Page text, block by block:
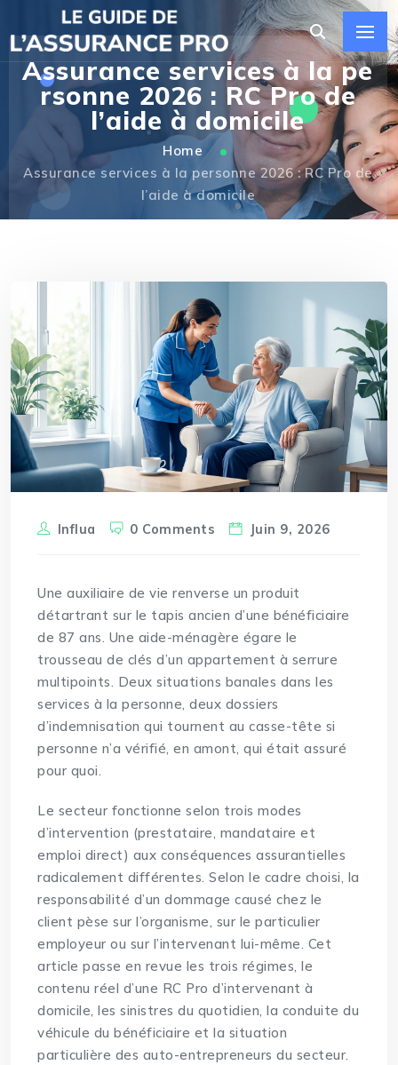
Assurance services à la pe
rsonne 2026 : RC Pro de
l’aide à domicile
Home
Assurance services à la personne 2026 : RC Pro de
l’aide à domicile
Influa 0 Comments Juin 9, 2026
Une auxiliaire de vie renverse un produit
détartrant sur le tapis ancien d’une bénéficiaire
de 87 ans. Une aide-ménagère égare le
trousseau de clés d’un appartement à serrure
multipoints. Deux situations banales dans les
services à la personne, deux dossiers
d’indemnisation qui tournent au casse-tête si
personne n’a vérifié, en amont, qui était assuré
pour quoi.
Le secteur fonctionne selon trois modes
d’intervention (prestataire, mandataire et
emploi direct) aux conséquences assurantielles
radicalement différentes. Selon le cadre choisi, la
responsabilité d’un dommage causé chez le
client pèse sur l’organisme, sur le particulier
employeur ou sur l’intervenant lui-même. Cet
article passe en revue les trois régimes, le
contenu réel d’une RC Pro d’intervenant à
domicile, les sinistres du quotidien, la conduite du
véhicule du bénéficiaire et la situation
particulière des auto-entrepreneurs du secteur.